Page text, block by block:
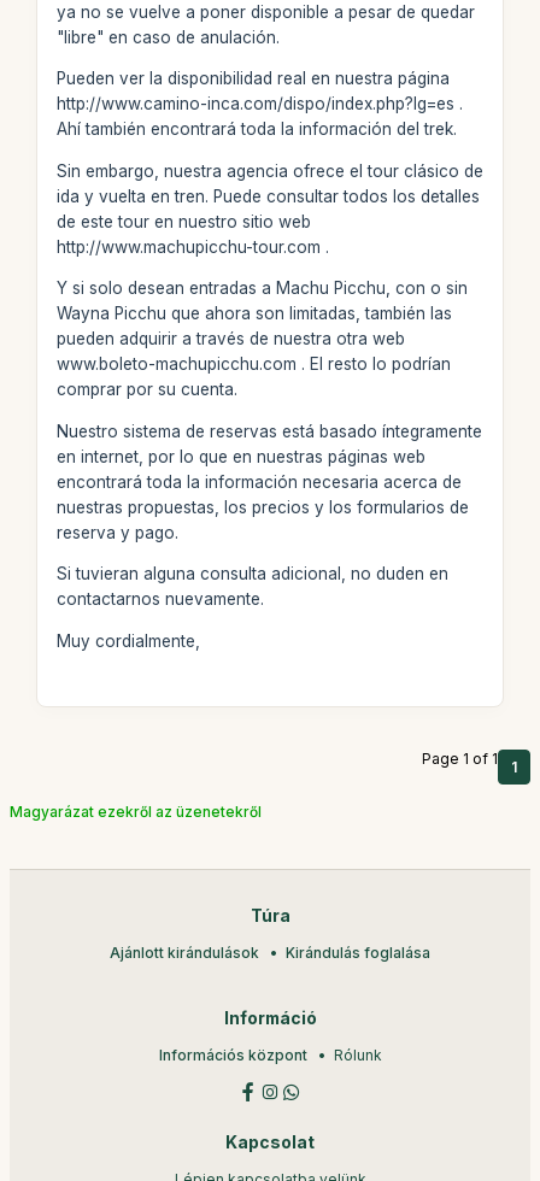
ya no se vuelve a poner disponible a pesar de quedar
"libre" en caso de anulación.
Pueden ver la disponibilidad real en nuestra página
http://www.camino-inca.com/dispo/index.php?lg=es .
Ahí también encontrará toda la información del trek.
Sin embargo, nuestra agencia ofrece el tour clásico de
ida y vuelta en tren. Puede consultar todos los detalles
de este tour en nuestro sitio web
http://www.machupicchu-tour.com .
Y si solo desean entradas a Machu Picchu, con o sin
Wayna Picchu que ahora son limitadas, también las
pueden adquirir a través de nuestra otra web
www.boleto-machupicchu.com . El resto lo podrían
comprar por su cuenta.
Nuestro sistema de reservas está basado íntegramente
en internet, por lo que en nuestras páginas web
encontrará toda la información necesaria acerca de
nuestras propuestas, los precios y los formularios de
reserva y pago.
Si tuvieran alguna consulta adicional, no duden en
contactarnos nuevamente.
Muy cordialmente,
Page 1 of 1 1
Magyarázat ezekről az üzenetekről
Túra
Ajánlott kirándulások Kirándulás foglalása
Információ
Információs központ Rólunk
Kapcsolat